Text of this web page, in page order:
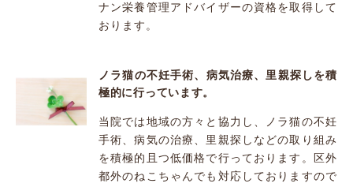
ナン栄養管理アドバイザーの資格を取得して
おります。
ノラ猫の不妊手術、病気治療、里親探しを積
極的に行っています。
当院では地域の方々と協力し、ノラ猫の不妊
手術、病気の治療、里親探しなどの取り組み
を積極的且つ低価格で行っております。区外
都外のねこちゃんでも対応しておりますので